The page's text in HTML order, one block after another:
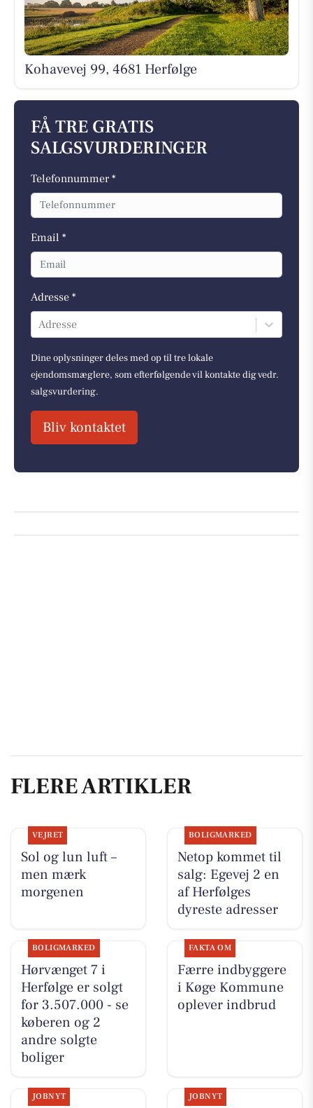
Kohavevej 99, 4681 Herfølge
FÅ TRE GRATIS
SALGSVURDERINGER
Telefonnummer *
Email *
Adresse *
Adresse
Dine oplysninger deles med op til tre lokale
ejendomsmæglere, som efterfølgende vil kontakte dig vedr.
salgsvurdering.
Bliv kontaktet
FLERE ARTIKLER
VEJRET
Sol og lun luft –
men mærk
morgenen
BOLIGMARKED
Netop kommet til
salg: Egevej 2 en
af Herfølges
dyreste adresser
BOLIGMARKED
Hørvænget 7 i
Herfølge er solgt
for 3.507.000 - se
køberen og 2
andre solgte
boliger
FAKTA OM
Færre indbyggere
i Køge Kommune
oplever indbrud
JOBNYT JOBNYT